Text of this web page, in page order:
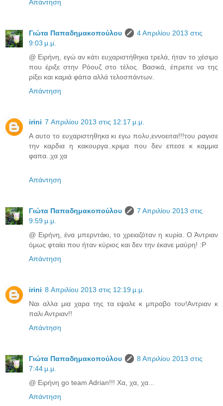
Απάντηση
Γιώτα Παπαδημακοπούλου
4 Απριλίου 2013 στις
9:03 μ.μ.
@ Ειρήνη, εγώ αν κάτι ευχαριστήθηκα τρελά, ήταν το χέσιμο
που έριξε στην Ρόουζ στο τέλος. Βασικά, έπρεπε να της
ρίξει και καμιά φάπα αλλά τελοσπάντων.
Απάντηση
irini 7 Απριλίου 2013 στις 12:17 μ.μ.
Α αυτο το ευχαριστηθηκα κι εγω πολυ,εννοειται!!!του ραγισε
την καρδια η κακουργα..κριμα που δεν επεσε κ καμμια
φαπα..χα χα
Απάντηση
Γιώτα Παπαδημακοπούλου
7 Απριλίου 2013 στις
9:59 μ.μ.
@ Ειρήνη, ένα μπερντάκι, το χρειαζόταν η κυρία. Ο Άντριαν
όμως φταίει που ήταν κύριος και δεν την έκανε μαύρη! :P
Απάντηση
irini 8 Απριλίου 2013 στις 12:19 μ.μ.
Ναι αλλα μια χαρα της τα εψαλε κ μπραβο του!Αντριαν κ
παλι Αντριαν!!
Απάντηση
Γιώτα Παπαδημακοπούλου
8 Απριλίου 2013 στις
7:44 μ.μ.
@ Ειρήνη go team Adrian!!! Χα, χα, χα...
Απάντηση